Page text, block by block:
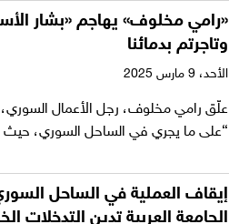
«رامي مخلوف» يهاجم «بشار
وتاجرتم بدمائنا
الأحد،
علّق رامي مخلوف، رجل الأعمال السوري،
“على ما يجري في الساحل السوري،
إيقاف العملية في الساحل
الجامعة العربية تدين التدخلات